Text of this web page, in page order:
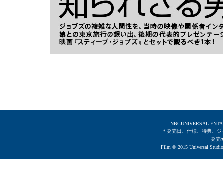
NBCUNIVERSAL
＊発売日、仕様、特典、
発売
Film © 2015 Universal